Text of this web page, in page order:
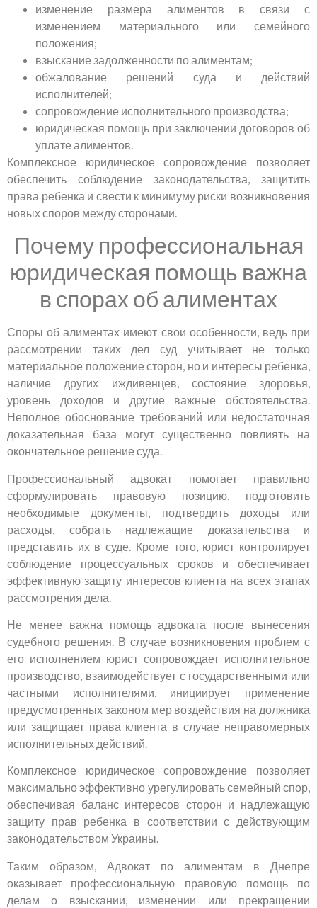
изменение размера алиментов в связи с
изменением материального или семейного
положения;
взыскание задолженности по алиментам;
обжалование решений суда и действий
исполнителей;
сопровождение исполнительного производства;
юридическая помощь при заключении договоров об
уплате алиментов.
Комплексное юридическое сопровождение позволяет
обеспечить соблюдение законодательства, защитить
права ребенка и свести к минимуму риски возникновения
новых споров между сторонами.
Почему профессиональная
юридическая помощь важна
в спорах об алиментах
Споры об алиментах имеют свои особенности, ведь при
рассмотрении таких дел суд учитывает не только
материальное положение сторон, но и интересы ребенка,
наличие других иждивенцев, состояние здоровья,
уровень доходов и другие важные обстоятельства.
Неполное обоснование требований или недостаточная
доказательная база могут существенно повлиять на
окончательное решение суда.
Профессиональный адвокат помогает правильно
сформулировать правовую позицию, подготовить
необходимые документы, подтвердить доходы или
расходы, собрать надлежащие доказательства и
представить их в суде. Кроме того, юрист контролирует
соблюдение процессуальных сроков и обеспечивает
эффективную защиту интересов клиента на всех этапах
рассмотрения дела.
Не менее важна помощь адвоката после вынесения
судебного решения. В случае возникновения проблем с
его исполнением юрист сопровождает исполнительное
производство, взаимодействует с государственными или
частными исполнителями, инициирует применение
предусмотренных законом мер воздействия на должника
или защищает права клиента в случае неправомерных
исполнительных действий.
Комплексное юридическое сопровождение позволяет
максимально эффективно урегулировать семейный спор,
обеспечивая баланс интересов сторон и надлежащую
защиту прав ребенка в соответствии с действующим
законодательством Украины.
Таким образом, Адвокат по алиментам в Днепре
оказывает профессиональную правовую помощь по
делам о взыскании, изменении или прекращении